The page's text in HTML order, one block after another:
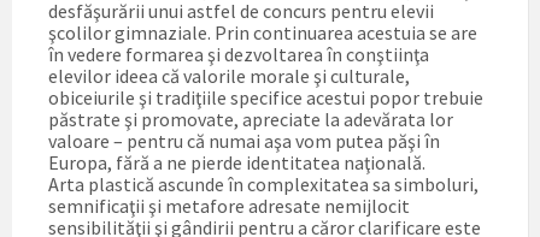
desfăşurării unui astfel de concurs pentru elevii
şcolilor gimnaziale. Prin continuarea acestuia se are
în vedere formarea şi dezvoltarea în conştiinţa
elevilor ideea că valorile morale şi culturale,
obiceiurile şi tradiţiile specifice acestui popor trebuie
păstrate şi promovate, apreciate la adevărata lor
valoare – pentru că numai aşa vom putea păşi în
Europa, fără a ne pierde identitatea naţională.
Arta plastică ascunde în complexitatea sa simboluri,
semnificaţii şi metafore adresate nemijlocit
sensibilităţii şi gândirii pentru a căror clarificare este